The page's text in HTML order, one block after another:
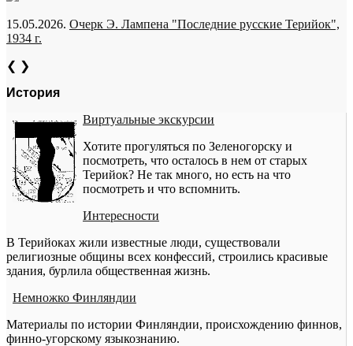
15.05.2026. Очерк Э. Лампена "Последние русские Терийок",
1934 г.
❮ ❯
История
Виртуальные экскурсии
Хотите прогуляться по Зеленогорску и
посмотреть, что осталось в нем от старых
Терийок? Не так много, но есть на что
посмотреть и что вспомнить.
Интересности
В Терийоках жили известные люди, существовали
религиозные общины всех конфессий, строились красивые
здания, бурлила общественная жизнь.
Немножко Финляндии
Материалы по истории Финляндии, происхождению финнов,
финно-угорскому языкознанию.